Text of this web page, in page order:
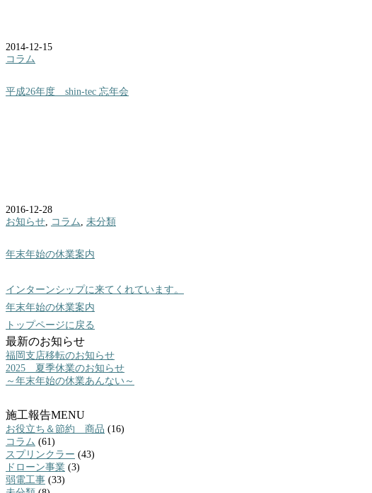
2014-12-15
コラム
平成26年度 shin-tec 忘年会
2016-12-28
お知らせ, コラム, 未分類
年末年始の休業案内
インターンシップに来てくれています。
年末年始の休業案内
トップページに戻る
最新のお知らせ
福岡支店移転のお知らせ
2025 夏季休業のお知らせ
～年末年始の休業あんない～
施工報告MENU
お役立ち＆節約 商品 (16)
コラム (61)
スプリンクラー (43)
ドローン事業 (3)
弱電工事 (33)